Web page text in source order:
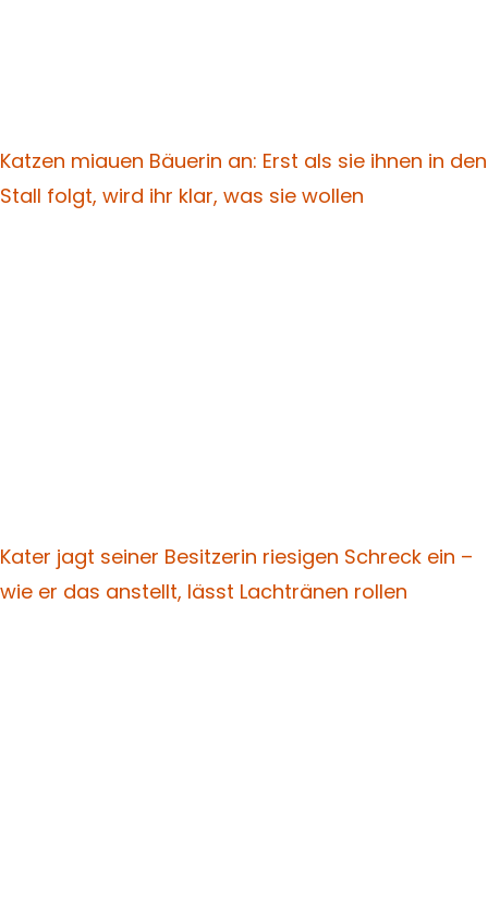
Katzen miauen Bäuerin an: Erst als sie ihnen in den
Stall folgt, wird ihr klar, was sie wollen
Kater jagt seiner Besitzerin riesigen Schreck ein –
wie er das anstellt, lässt Lachtränen rollen